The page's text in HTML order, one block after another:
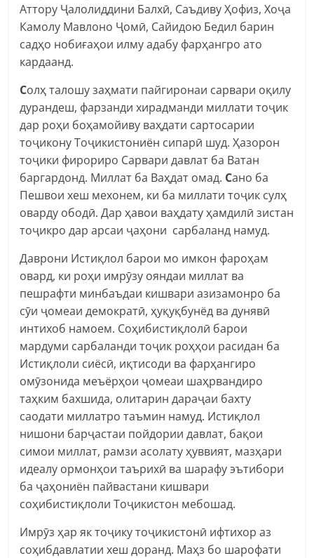
Аттору Ҷалолиддини Балхӣ, Саъдиву Ҳофиз, Хоҷа
Камолу Мавлоно Ҷомӣ, Сайидою Бедил барин
садҳо нобиғаҳои илму адабу фарҳангро ато
кардаанд.
Солҳ талошу заҳмати пайгиронаи сарвари оқилу
дурандеш, фарзанди хирадманди миллати тоҷик
дар роҳи боҳамойиву ваҳдати сартосарии
тоҷикону Тоҷикистониён сипарӣ шуд. Ҳазорон
тоҷики фирориро Сарвари давлат ба Ватан
баргардонд. Миллат ба Ваҳдат омад. Сано ба
Пешвои хеш мехонем, ки ба миллати тоҷик сулҳ
оварду ободӣ. Дар ҳавои ваҳдату ҳамдилӣ зистан
тоҷикро дар арсаи ҷаҳони сарбаланд намуд.
Даврони Истиқлол барои мо имкон фароҳам
овард, ки роҳи имрӯзу ояндаи миллат ва
пешрафти минбаъдаи кишвари азизамонро ба
сӯи ҷомеаи демократӣ, ҳуқуқбунёд ва дунявӣ
интихоб намоем. Соҳибистиқлолӣ барои
мардуми сарбаланди тоҷик роҳҳои расидан ба
Истиқлоли сиёсӣ, иқтисоди ва фарҳангиро
омӯзонида меъёрҳои ҷомеаи шаҳрвандиро
таҳким бахшида, олитарин дараҷаи бахту
саодати миллатро таъмин намуд. Истиқлол
нишони барҷастаи пойдории давлат, бақои
симои миллат, рамзи асолату ҳуввият, мазҳари
идеалу ормонҳои таърихӣ ва шарафу эътибори
ба ҷаҳониён пайвастани кишвари
соҳибистиқлоли Тоҷикистон мебошад.
Имрӯз ҳар як тоҷику тоҷикистонӣ ифтихор аз
соҳибдавлатии хеш доранд. Маҳз бо шарофати